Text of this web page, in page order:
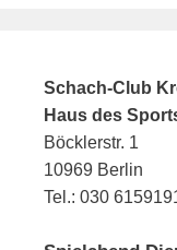
Schach-Club
Haus des
Böcklerstr. 1
10969 Berlin
Tel.: 030